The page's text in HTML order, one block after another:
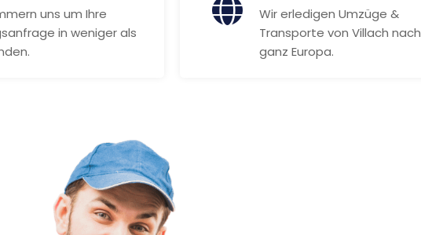
uns um Ihre
in weniger als
Wir erledigen Umzüge &
Transporte von Villach nach
ganz Europa.